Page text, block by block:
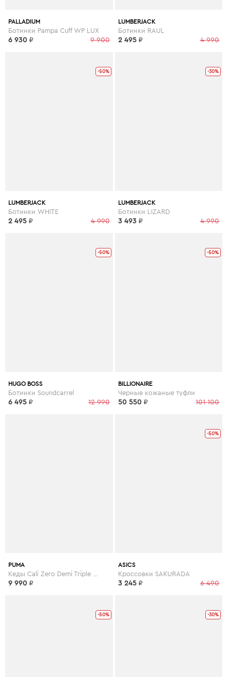
PALLADIUM
Ботинки Pampa Cuff WP LUX
9 900
6 930 ₽
LUMBERJACK
Ботинки RAUL
4 990
2 495 ₽
-50%
LUMBERJACK
Ботинки WHITE
4 990
2 495 ₽
-30%
LUMBERJACK
Ботинки LIZARD
4 990
3 493 ₽
-50%
HUGO BOSS
Ботинки Soundcarrel
12 990
6 495 ₽
-50%
BILLIONAIRE
Черные кожаные туфли
101 100
50 550 ₽
PUMA
9 990 ₽
-50%
ASICS
Кроссовки SAKURADA
6 490
3 245 ₽
-50% -30%